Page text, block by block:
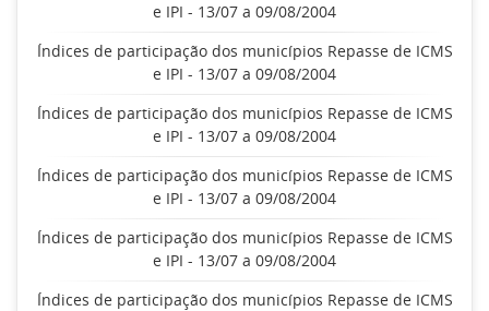
e IPI - 13/07 a 09/08/2004
Índices de participação dos municípios Repasse de ICMS
e IPI - 13/07 a 09/08/2004
Índices de participação dos municípios Repasse de ICMS
e IPI - 13/07 a 09/08/2004
Índices de participação dos municípios Repasse de ICMS
e IPI - 13/07 a 09/08/2004
Índices de participação dos municípios Repasse de ICMS
e IPI - 13/07 a 09/08/2004
Índices de participação dos municípios Repasse de ICMS